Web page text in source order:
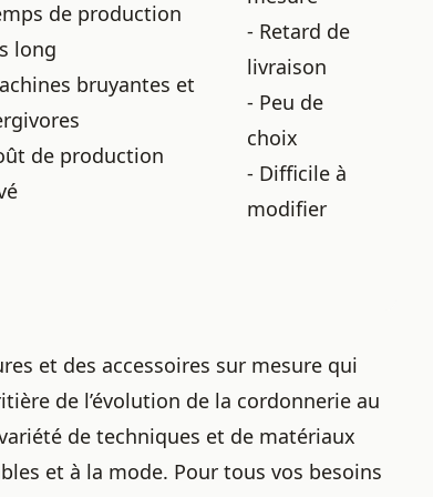
de production
long
bruyantes et
de production
- Retard de
livraison
- Peu de
choix
- Difficile à
modifier
et des accessoires sur mesure qui
de l’évolution de la cordonnerie au
de techniques et de matériaux
et à la mode. Pour tous vos besoins